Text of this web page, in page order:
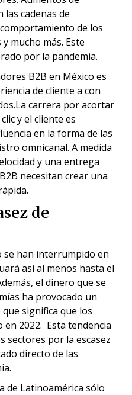
cadenas de
de los
mucho más. Este
por la pandemia.
B2B en México es
de cliente a con
carrera por acortar
y el cliente es
en la forma de las
omnicanal. A medida
y una entrega
necesitan crear una
de
se han interrumpido en
así al menos hasta el
el dinero que se
ha provocado un
significa que los
2022. Esta tendencia
sectores por la escasez
directo de las
de Latinoamérica sólo